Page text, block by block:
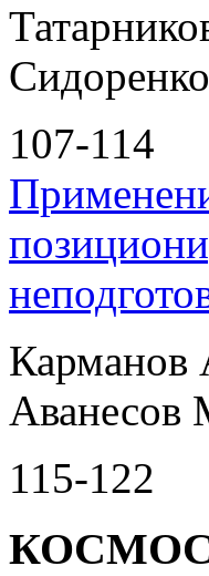
107-114
Карманов
115-122